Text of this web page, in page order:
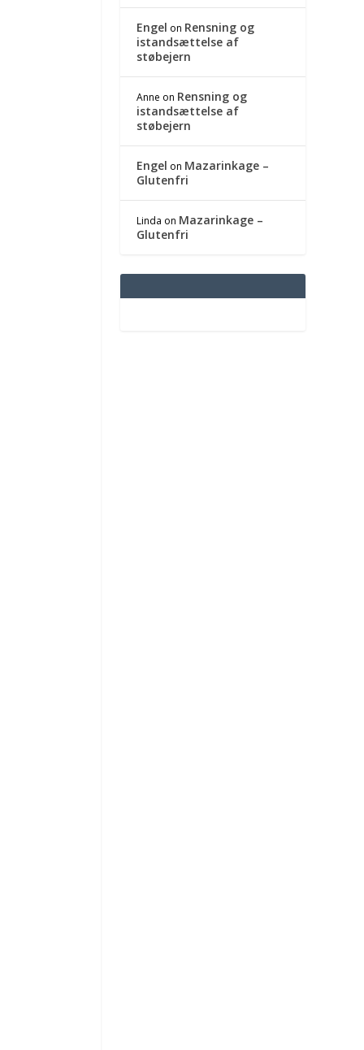
Engel on Rensning og
istandsættelse af
støbejern
Anne on Rensning og
istandsættelse af
støbejern
Engel on Mazarinkage –
Glutenfri
Linda on Mazarinkage –
Glutenfri